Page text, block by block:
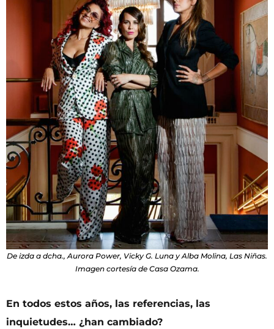
De izda a dcha., Aurora Power, Vicky G. Luna y Alba Molina, Las Niñas.
Imagen cortesía de Casa Ozama.
En todos estos años, las referencias, las
inquietudes… ¿han cambiado?